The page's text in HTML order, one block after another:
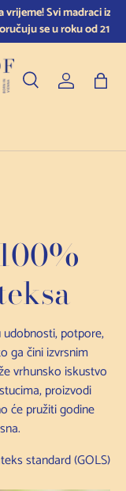
se po mjeri i
dan.
Pretraživanje
Prijava
potpore,
ga čini izvrsnim
vrhunsko iskustvo
proizvodi
će pružiti godine
standard (GOLS)